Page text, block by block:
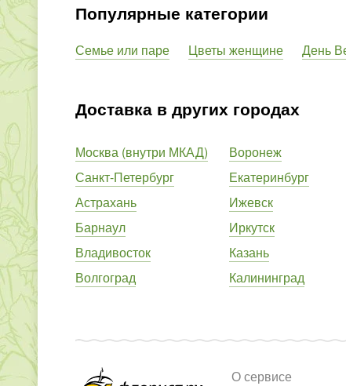
Популярные категории
Семье или паре Цветы женщине День
Доставка в других городах
Москва (внутри МКАД)
Санкт-Петербург
Астрахань
Барнаул
Владивосток
Волгоград
Воронеж
Екатеринбург
Ижевск
Иркутск
Казань
Калининград
О сервисе